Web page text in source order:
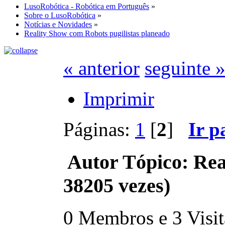
LusoRobótica - Robótica em Português »
Sobre o LusoRobótica »
Notícias e Novidades »
Reality Show com Robots pugilistas planeado
« anterior seguinte »
Imprimir
Páginas: 1 [2] Ir
Autor Tópico:
38205 vezes)
0 Membros e 3